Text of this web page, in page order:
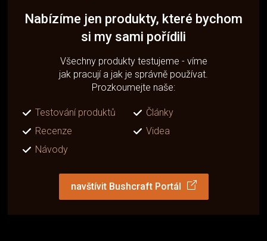
Nabízíme jen produkty, které bychom
si my sami pořídili
Všechny produkty testujeme - víme
jak pracují a jak je správně používat.
Prozkoumejte naše:
Testování produktů
Články
Recenze
Videa
Návody
navštívit Bushcraft Portál